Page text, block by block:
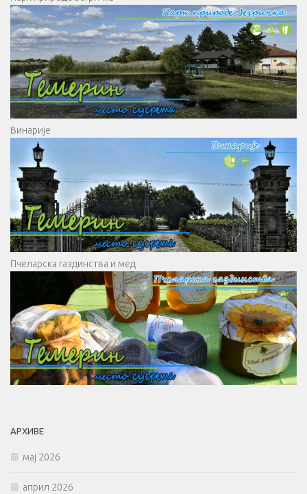
Винарије
Пчеларска газдинства и мед
АРХИВЕ
мај 2026
април 2026